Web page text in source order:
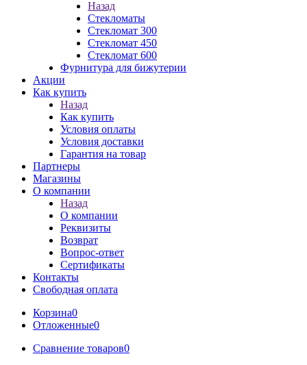
Назад
Стекломаты
Стекломат 300
Стекломат 450
Стекломат 600
Фурнитура для бижутерии
Акции
Как купить
Назад
Как купить
Условия оплаты
Условия доставки
Гарантия на товар
Партнеры
Магазины
О компании
Назад
О компании
Реквизиты
Возврат
Вопрос-ответ
Сертификаты
Контакты
Свободная оплата
Корзина0
Отложенные0
Сравнение товаров0